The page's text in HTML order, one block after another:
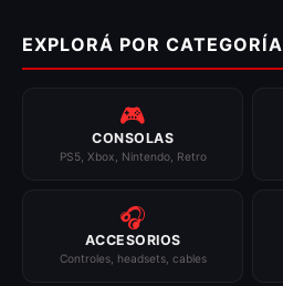
EXPLORÁ POR CATEGORÍA
🎮
CONSOLAS
PS5, Xbox, Nintendo, Retro
🎧
ACCESORIOS
Controles, headsets, cables